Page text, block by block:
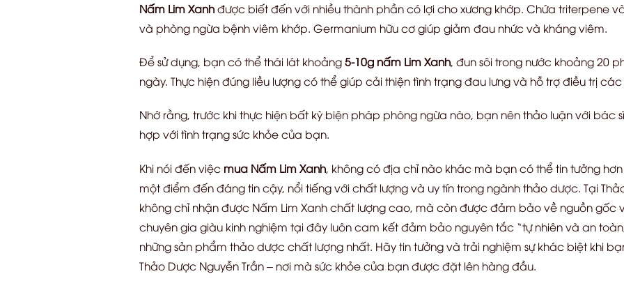
Nấm Lim Xanhđược biết đến với nhiều thành phần có lợi cho xương khớp. Chứa triterpene
và phòng ngừa bệnh viêm khớp. Germanium hữu cơ giúp giảm đau nhức và kháng viêm.
Để sử dụng, bạn có thể thái lát khoảng5-10g nấm Lim Xanh, đun sôi trong nước khoảng 20
ngày. Thực hiện đúng liều lượng có thể giúp cải thiện tình trạng đau lưng và hỗ trợ điều trị
Nhớ rằng, trước khi thực hiện bất kỳ biện pháp phòng ngừa nào, bạn nên thảo luận với bác
hợp với tình trạng sức khỏe của bạn.
Khi nói đến việcmua Nấm Lim Xanh, không có địa chỉ nào khác mà bạn có thể tin tưởng hơn
một điểm đến đáng tin cậy, nổi tiếng với chất lượng và uy tín trong ngành thảo dược. Tại
không chỉ nhận được Nấm Lim Xanh chất lượng cao, mà còn được đảm bảo về nguồn gốc
chuyên gia giàu kinh nghiệm tại đây luôn cam kết đảm bảo nguyên tắc “tự nhiên và an
những sản phẩm thảo dược chất lượng nhất. Hãy tin tưởng và trải nghiệm sự khác biệt khi
Thảo Dược Nguyễn Trần – nơi mà sức khỏe của bạn được đặt lên hàng đầu.